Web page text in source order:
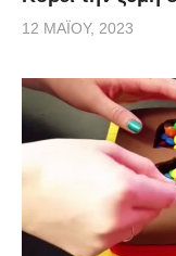
12 ΜΑΪ́ΟΥ, 2023